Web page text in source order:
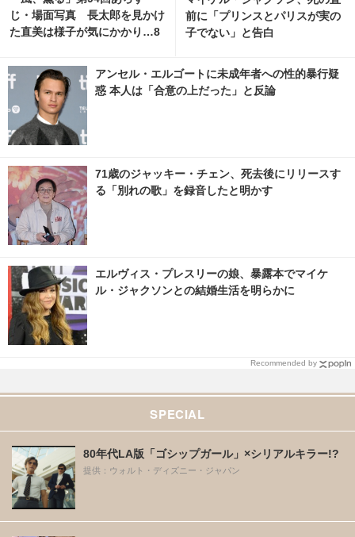
じ・場面写真 長太郎を見かけ
た直美は様子が気にかかり…8
前に「プリンスとパリスが実の
子でない」と告白
アンセル・エルゴートに未成年者への性的暴行疑
惑 本人は「合意の上だった」と反論
71歳のジャッキー・チェン、死去後にリリースす
る「別れの歌」を録音したと明かす
エルヴィス・プレスリーの娘、暴露本でマイケ
ル・ジャクソンとの結婚生活を明らかに
Recommended by
SPECIAL
80年代LA版「ゴシップガール」×シリアルキラー!?
提供：ウォルト・ディズニー・ジャパン